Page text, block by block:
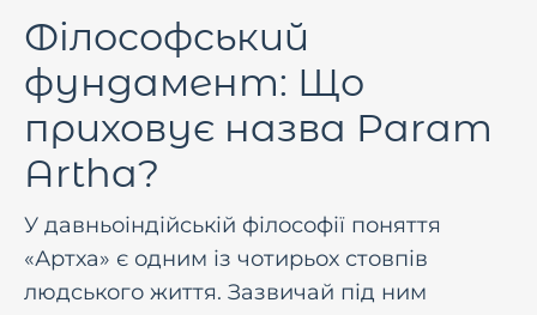
Філософський
фундамент: Що
приховує назва Param
Artha?
У давньоіндійській філософії поняття
«Артха» є одним із чотирьох стовпів
людського життя. Зазвичай під ним